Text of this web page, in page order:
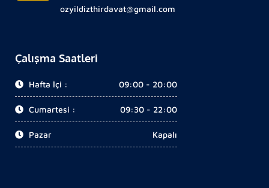
ozyildizthirdavat@gmail.com
Çalışma Saatleri
Hafta İçi : 09:00 - 20:00
Cumartesi : 09:30 - 22:00
Pazar Kapalı